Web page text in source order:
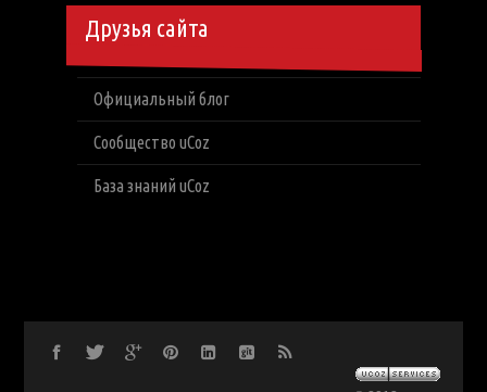
Друзья сайта
Официальный блог
Сообщество uCoz
База знаний uCoz